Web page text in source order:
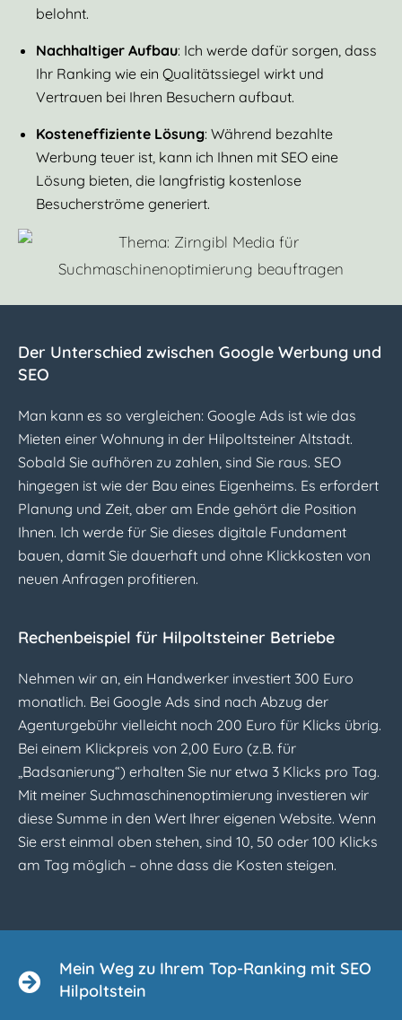
belohnt.
Nachhaltiger Aufbau: Ich werde dafür sorgen, dass
Ihr Ranking wie ein Qualitätssiegel wirkt und
Vertrauen bei Ihren Besuchern aufbaut.
Kosteneffiziente Lösung: Während bezahlte
Werbung teuer ist, kann ich Ihnen mit SEO eine
Lösung bieten, die langfristig kostenlose
Besucherströme generiert.
Der Unterschied zwischen Google Werbung und
SEO
Man kann es so vergleichen: Google Ads ist wie das
Mieten einer Wohnung in der Hilpoltsteiner Altstadt.
Sobald Sie aufhören zu zahlen, sind Sie raus. SEO
hingegen ist wie der Bau eines Eigenheims. Es erfordert
Planung und Zeit, aber am Ende gehört die Position
Ihnen. Ich werde für Sie dieses digitale Fundament
bauen, damit Sie dauerhaft und ohne Klickkosten von
neuen Anfragen profitieren.
Rechenbeispiel für Hilpoltsteiner Betriebe
Nehmen wir an, ein Handwerker investiert 300 Euro
monatlich. Bei Google Ads sind nach Abzug der
Agenturgebühr vielleicht noch 200 Euro für Klicks übrig.
Bei einem Klickpreis von 2,00 Euro (z.B. für
„Badsanierung“) erhalten Sie nur etwa 3 Klicks pro Tag.
Mit meiner Suchmaschinenoptimierung investieren wir
diese Summe in den Wert Ihrer eigenen Website. Wenn
Sie erst einmal oben stehen, sind 10, 50 oder 100 Klicks
am Tag möglich – ohne dass die Kosten steigen.
Mein Weg zu Ihrem Top-Ranking mit SEO
Hilpoltstein